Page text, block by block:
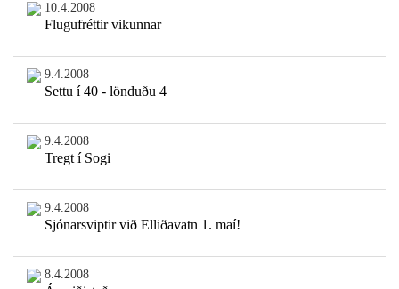
10.4.2008
Flugufréttir vikunnar
9.4.2008
Settu í 40 - lönduðu 4
9.4.2008
Tregt í Sogi
9.4.2008
Sjónarsviptir við Elliðavatn 1. maí!
8.4.2008